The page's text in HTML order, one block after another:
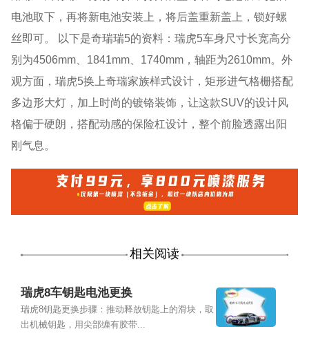
电池取下，再将新电池安装上，将后盖重新盖上，锁好螺
丝即可。 以下是奇瑞瑞5的资料：瑞虎5车身尺寸长宽高分
别为4506mm、1841mm、1740mm，轴距为2610mm。外
观方面，瑞虎5换上奇瑞家族样式设计，矩形进气格栅搭配
多边形大灯，加上时尚的镀铬装饰，让这款SUV的设计风
格偏于硬朗，搭配动感的保险杠设计，整个前脸透露出阳
刚气息。
相关阅读
瑞虎8车钥匙电池更换
瑞虎8钥匙更换步骤：推动释放钥匙上的滑块，取
出机械钥匙，用尖部缠有胶带...